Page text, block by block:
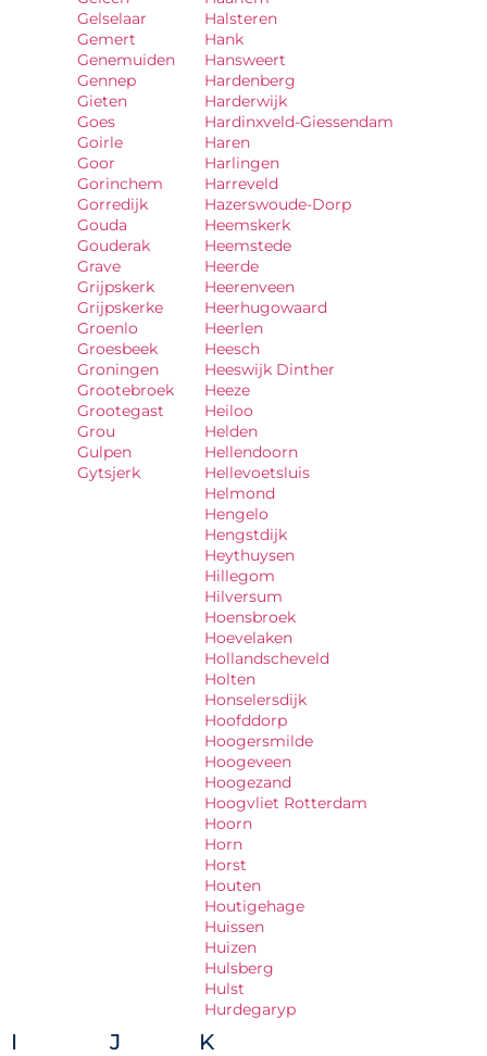
Gelselaar
Gemert
Genemuiden
Gennep
Gieten
Goes
Goirle
Goor
Gorinchem
Gorredijk
Gouda
Gouderak
Grave
Grijpskerk
Grijpskerke
Groenlo
Groesbeek
Groningen
Grootebroek
Grootegast
Grou
Gulpen
Gytsjerk
Halsteren
Hank
Hansweert
Hardenberg
Harderwijk
Hardinxveld-Giessendam
Haren
Harlingen
Harreveld
Hazerswoude-Dorp
Heemskerk
Heemstede
Heerde
Heerenveen
Heerhugowaard
Heerlen
Heesch
Heeswijk Dinther
Heeze
Heiloo
Helden
Hellendoorn
Hellevoetsluis
Helmond
Hengelo
Hengstdijk
Heythuysen
Hillegom
Hilversum
Hoensbroek
Hoevelaken
Hollandscheveld
Holten
Honselersdijk
Hoofddorp
Hoogersmilde
Hoogeveen
Hoogezand
Hoogvliet Rotterdam
Hoorn
Horn
Horst
Houten
Houtigehage
Huissen
Huizen
Hulsberg
Hulst
Hurdegaryp
I J K